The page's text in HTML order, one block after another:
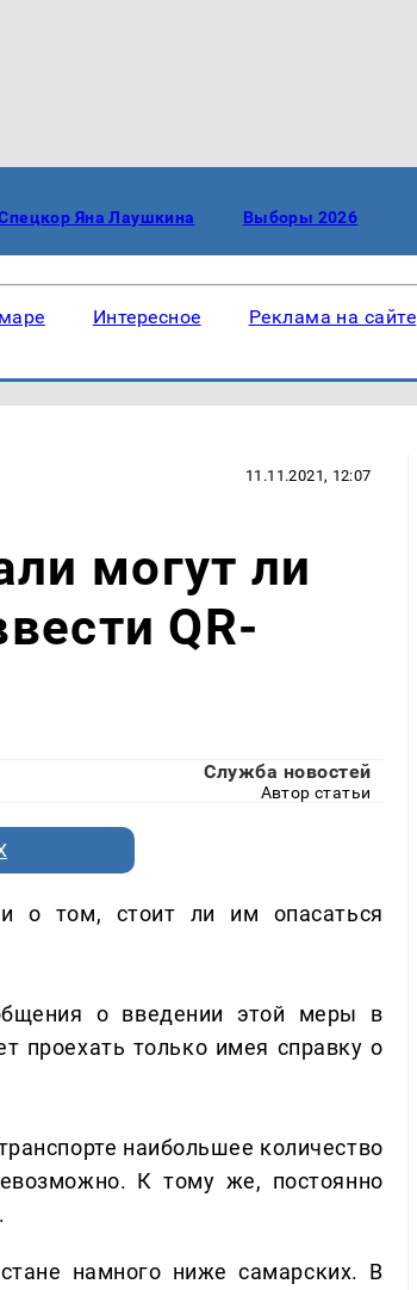
Яна Лаушкина Выборы 2026
Интересное Реклама на сайте
11.11.2021, 12:07
могут ли
QR-
Служба новостей
Автор статьи
о том, стоит ли им опасаться
о введении этой меры в
проехать только имея справку о
наибольшее количество
К тому же, постоянно
намного ниже самарских. В